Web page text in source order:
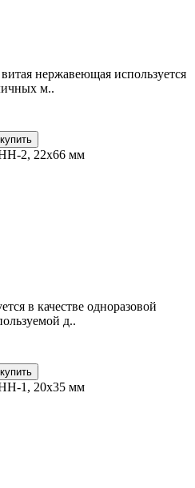
нержавеющая используется
м..
купить
2, 22х66 мм
в качестве одноразовой
д..
купить
1, 20x35 мм